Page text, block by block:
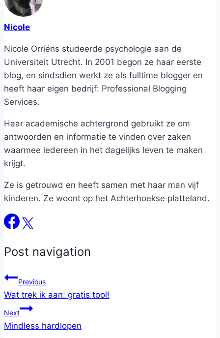
Nicole
Nicole Orriëns studeerde psychologie aan de
Universiteit Utrecht. In 2001 begon ze haar eerste
blog, en sindsdien werkt ze als fulltime blogger en
heeft haar eigen bedrijf: Professional Blogging
Services.
Haar academische achtergrond gebruikt ze om
antwoorden en informatie te vinden over zaken
waarmee iedereen in het dagelijks leven te maken
krijgt.
Ze is getrouwd en heeft samen met haar man vijf
kinderen. Ze woont op het Achterhoekse platteland.
Post navigation
Previous
Wat trek ik aan: gratis tool!
Next
Mindless hardlopen